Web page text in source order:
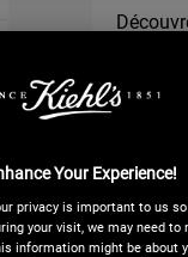
QUELS
QUELS
Your Experience!
privacy is important to us
your visit, we may need
information might be about